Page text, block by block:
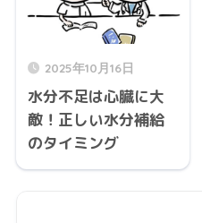
2025年10月16日
水分不足は心臓に大
敵！正しい水分補給
のタイミング